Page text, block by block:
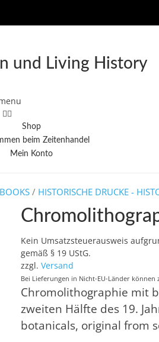
und Living History
Shop
beim Zeitenhandel
Mein Konto
/ HISTORISCHE DRUCKE -
Kein Umsatzsteuerausweis
gemäß § 19 UStG.
zzgl.Versand
Bei Lieferungen in Nicht-EU-Länder
Chromolithographie mit
zweiten Hälfte des 19.
botanicals, original from